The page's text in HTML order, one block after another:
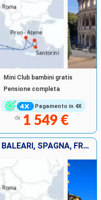
Pagamento in 4X
Mini Club bambini gratis
Pensione completa
da 1 549 €
ITALIA, GRECIA, MALTA, ISOLE BALEARI, SPAGNA, FRANCIA